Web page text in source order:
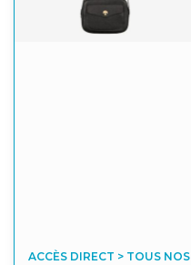
ACCÈS DIRECT > TOUS NOS